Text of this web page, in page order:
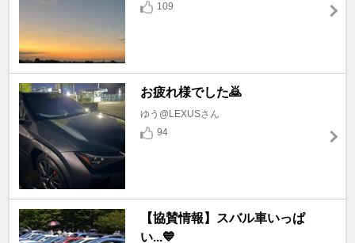
109
お疲れ様でした🙇
ゆう@LEXUSさん
94
【協賛情報】スバル車いっぱ
い...💙